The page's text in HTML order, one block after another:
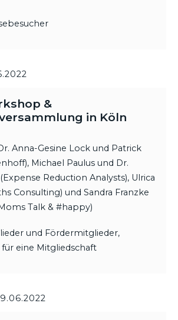
&
in Köln
Anna-Gesine Lock und Patrick
Michael Paulus und Dr.
Reduction Analysts), Ulrica
Consulting) und Sandra Franzke
Talk & #happy)
und Fördermitglieder,
eine Mitgliedschaft